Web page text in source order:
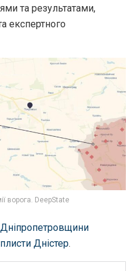
та результатами,
експертного
ворога. DeepState
Дністер.